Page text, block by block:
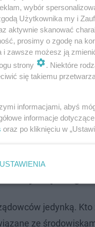
może o węgiel. W
o tak zwane
sukces
Janusz Korwin-
6-9 czerwca
partia -
liderem został
woj. śląskiego?
jedynką.
ze
wybór
Użytkownika my i
aktywnie skanować
prosimy o zgodę na
i zawsze możesz ją
strony
. Niektóre
się takiemu
informacjami, abyś
informacje
oraz po kliknięciu w
USTAWIENIA